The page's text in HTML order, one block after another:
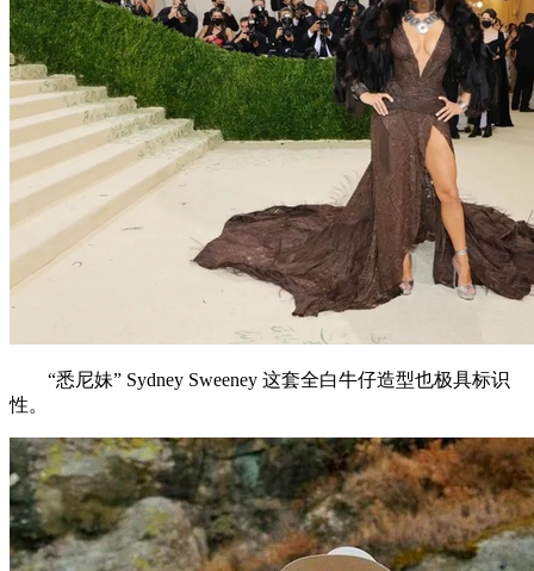
“悉尼妹” Sydney Sweeney 这套全白牛仔造型也极具标识
性。